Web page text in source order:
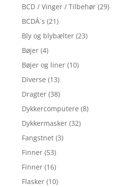
BCD / Vinger / Tilbehør (29)
BCDÂ´s (21)
Bly og blybælter (23)
Bøjer (4)
Bøjer og liner (10)
Diverse (13)
Dragter (38)
Dykkercomputere (8)
Dykkermasker (32)
Fangstnet (3)
Finner (53)
Finner (16)
Flasker (10)